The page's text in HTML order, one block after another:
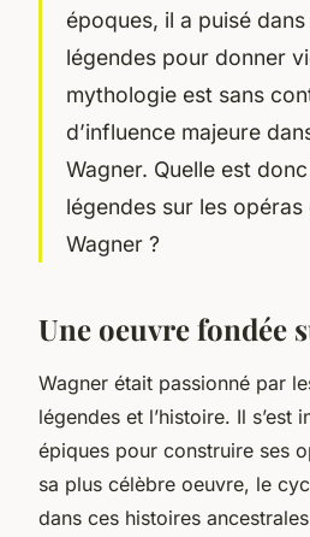
époques, il a puisé
légendes pour donner
mythologie est sans
d’influence majeure
Wagner. Quelle est
légendes sur les
Wagner ?
Une oeuvre fondée
Wagner était passionné par
légendes et l’histoire. Il s’est
épiques pour construire ses
sa plus célèbre oeuvre, le
dans ces histoires